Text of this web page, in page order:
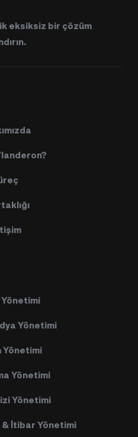
eksiksiz bir çözüm
Yönetimi
Yönetimi
Yönetimi
Yönetimi
Yönetimi
& İtibar Yönetimi